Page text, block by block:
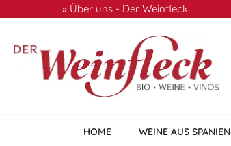
Hauptinhalt springen
Zur Suche springen
Zur Hauptnavigation springen
» Über uns - Der Weinfleck
HOME WEINE AUS SPANIEN